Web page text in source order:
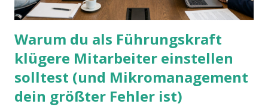
Warum du als Führungskraft
klügere Mitarbeiter einstellen
solltest (und Mikromanagement
dein größter Fehler ist)